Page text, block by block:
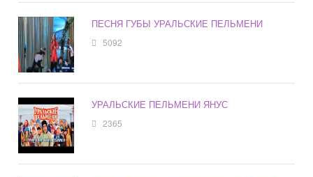
ПЕСНЯ ГУБЫ УРАЛЬСКИЕ ПЕЛЬМЕНИ
5092
УРАЛЬСКИЕ ПЕЛЬМЕНИ ЯНУС
2365